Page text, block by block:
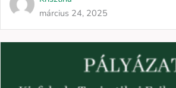
március 24, 2025